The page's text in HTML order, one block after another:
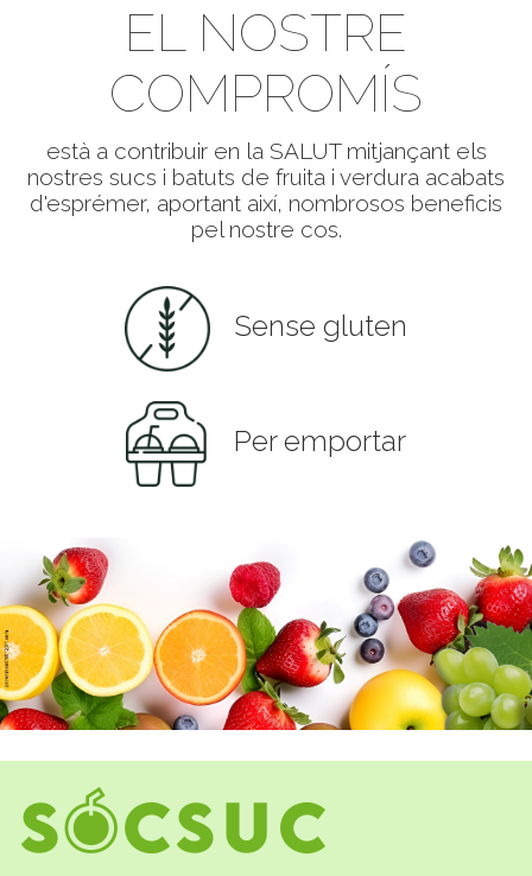
EL NOSTRE
COMPROMÍS
està a contribuir en la SALUT mitjançant els
nostres sucs i batuts de fruita i verdura acabats
d'esprémer, aportant així, nombrosos beneficis
pel nostre cos.
Sense gluten
Per emportar